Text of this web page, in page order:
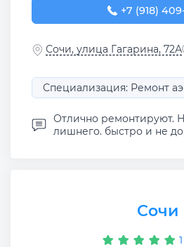
+7 (918)
+7 (918)
Сочи, улица Гагарина, 72А
Специализация: Ремонт
Отлично ремонтируют.
лишнего. быстро и не
Сочи